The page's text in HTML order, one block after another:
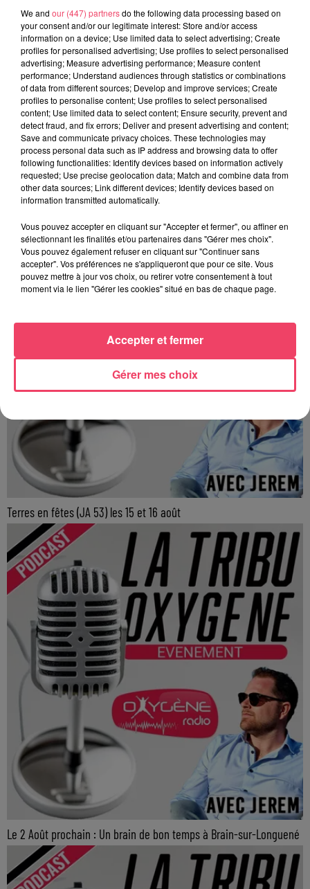
Du 14 au 30 août : 1er Open du Tennis Club de Tiercé
Terres en fêtes (JA 53) les 15 et 16 août
Le 2 Août prochain : Un brain de bon temps à Brain-sur-Longuené
We and our (447) partnersdo the following data processing based on
your consent and/or our legitimate interest: Store and/or access
information on a device; Use limited data to select advertising; Create
profiles for personalised advertising; Use profiles to select personalised
advertising; Measure advertising performance; Measure content
performance; Understand audiences through statistics or combinations
of data from different sources; Develop and improve services; Create
profiles to personalise content; Use profiles to select personalised
content; Use limited data to select content; Ensure security, prevent and
detect fraud, and fix errors; Deliver and present advertising and content;
Save and communicate privacy choices. These technologies may
process personal data such as IP address and browsing data to offer
following functionalities: Identify devices based on information actively
requested; Use precise geolocation data; Match and combine data from
other data sources; Link different devices; Identify devices based on
information transmitted automatically.
Vous pouvez accepter en cliquant sur "Accepter et fermer", ou affiner en
sélectionnant les finalités et/ou partenaires dans "Gérer mes choix".
Vous pouvez également refuser en cliquant sur "Continuer sans
accepter". Vos préférences ne s'appliqueront que pour ce site. Vous
pouvez mettre à jour vos choix, ou retirer votre consentement à tout
moment via le lien "Gérer les cookies" situé en bas de chaque page.
Gérer mes choix
Accepter et fermer